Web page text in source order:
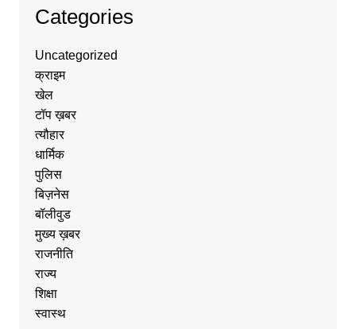
Categories
Uncategorized
क्राइम
खेल
टॉप ख़बर
त्यौहार
धार्मिक
पुलिस
बिज़नेस
बॉलीवुड
मुख्य ख़बर
राजनीति
राज्य
शिक्षा
स्वास्थ